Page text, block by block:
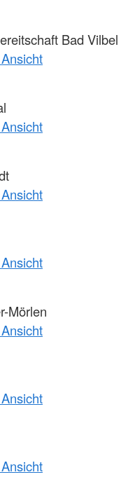
Bad Vilbel
Mörlen